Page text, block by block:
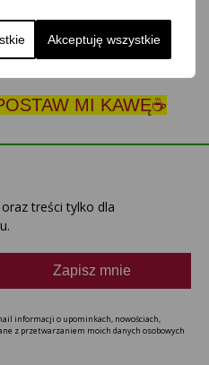
Akceptuję wszystkie
się Twoją opinią -dziękuję!
MI KAWĘ☕
treści tylko dla
Zapisz mnie
informacji o upominkach, nowościach,
z przetwarzaniem moich danych osobowych